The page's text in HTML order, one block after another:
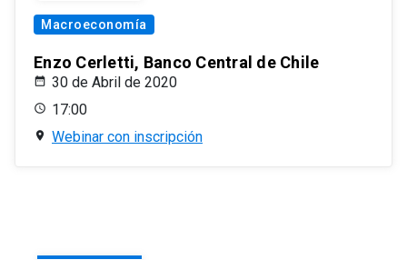
Macroeconomía
Enzo Cerletti, Banco Central de Chile
30 de Abril de 2020
17:00
Webinar con inscripción